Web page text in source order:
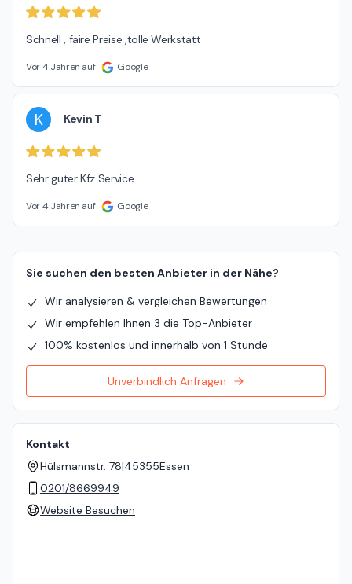
Schnell , faire Preise ,tolle Werkstatt
Vor 4 Jahren auf Google
K Kevin T
Sehr guter Kfz Service
Vor 4 Jahren auf Google
Sie suchen den besten Anbieter in der Nähe?
Wir analysieren & vergleichen Bewertungen
Wir empfehlen Ihnen 3 die Top-Anbieter
100% kostenlos und innerhalb von 1 Stunde
Unverbindlich Anfragen
Kontakt
Hülsmannstr. 78|45355Essen
0201/8669949
Website Besuchen